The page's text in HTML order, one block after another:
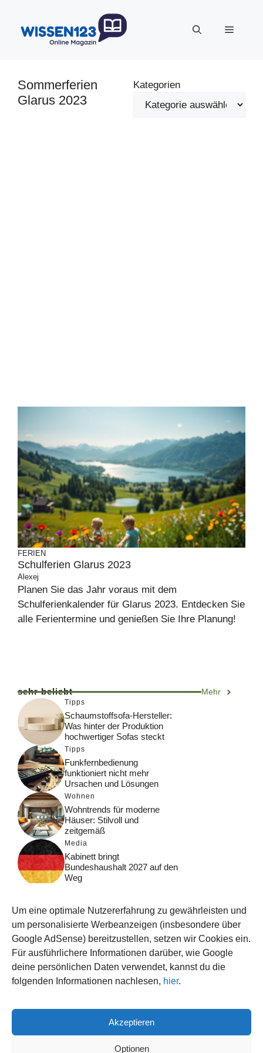
Um eine optimale Nutzererfahrung zu gewährleisten und
um personalisierte Werbeanzeigen (insbesondere über
Google AdSense) bereitzustellen, setzen wir Cookies ein.
Für ausführlichere Informationen darüber, wie Google
deine persönlichen Daten verwendet, kannst du die
folgenden Informationen nachlesen, hier.
Akzeptieren
Optionen
springen
Menü
Sommerferien
Glarus 2023
Kategorien
FERIEN
Schulferien Glarus 2023
Alexej
Planen Sie das Jahr voraus mit dem
Schulferienkalender für Glarus 2023. Entdecken Sie
alle Ferientermine und genießen Sie Ihre Planung!
sehr beliebt Mehr
Tipps
Schaumstoffsofa-Hersteller:
Was hinter der Produktion
hochwertiger Sofas steckt
Tipps
Funkfernbedienung
funktioniert nicht mehr
Ursachen und Lösungen
Wohnen
Wohntrends für moderne
Häuser: Stilvoll und
zeitgemäß
Media
Kabinett bringt
Bundeshaushalt 2027 auf den
Weg
Funktionsweise, Prozesse
und Rankinglogik
Computer
Wieso habe ich im moment
kein Internet?
© 2026 WISSEN123.DE
IMPRESSUM
DATENSCHUTZ